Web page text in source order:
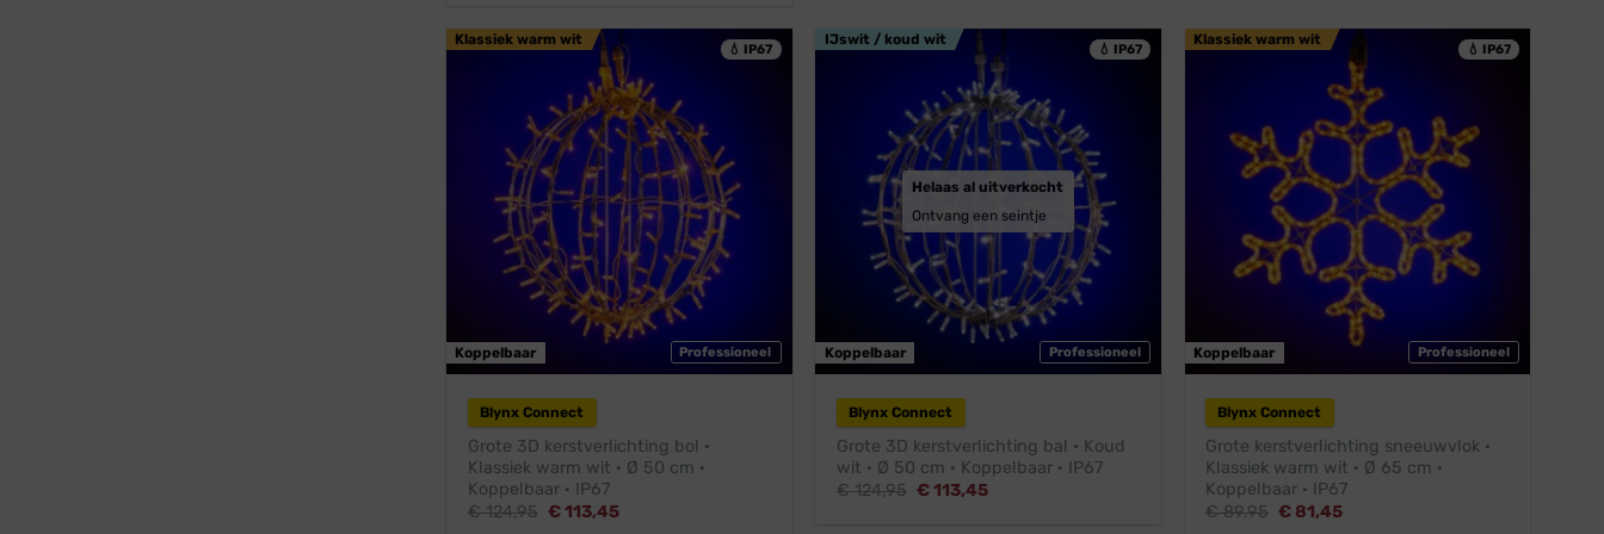
💧 IP67
Professioneel
Klassiek warm wit
Koppelbaar
Blynx Connect
Grote 3D kerstverlichting bol ·
Klassiek warm wit · Ø 50 cm ·
Koppelbaar · IP67
€124,95 Oorspronkelijke
€113,45Huidige
💧 IP67
Professioneel
IJswit / koud wit
Koppelbaar
Helaas al uitverkocht
Ontvang een seintje
Blynx Connect
Grote 3D kerstverlichting bal · Koud
wit · Ø 50 cm · Koppelbaar · IP67
€124,95 Oorspronkelijke
€113,45Huidige
💧 IP67
Professioneel
Klassiek warm wit
Koppelbaar
Blynx Connect
Grote kerstverlichting sneeuwvlok ·
Klassiek warm wit · Ø 65 cm ·
Koppelbaar · IP67
€89,95 Oorspronkelijke
€ 81,45Huidige